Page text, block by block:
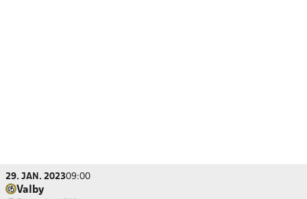
29. JAN. 202309:00
Valby